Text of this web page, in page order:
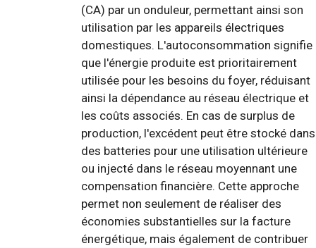
(CA) par un onduleur, permettant ainsi son
utilisation par les appareils électriques
domestiques. L'autoconsommation signifie
que l'énergie produite est prioritairement
utilisée pour les besoins du foyer, réduisant
ainsi la dépendance au réseau électrique et
les coûts associés. En cas de surplus de
production, l'excédent peut être stocké dans
des batteries pour une utilisation ultérieure
ou injecté dans le réseau moyennant une
compensation financière. Cette approche
permet non seulement de réaliser des
économies substantielles sur la facture
énergétique, mais également de contribuer